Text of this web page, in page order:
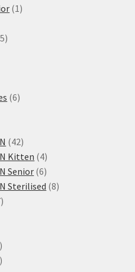
produkty
1 1
55
66
4242
produktů
Kitten 44
produkty
Senior 66
produktů
Sterilised 88
7